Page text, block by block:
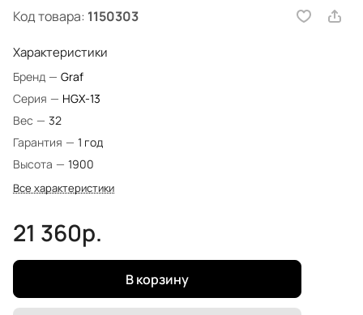
Код товара: 1150303
Характеристики
Бренд — Graf
Серия — HGX-13
Вес — 32
Гарантия — 1 год
Высота — 1900
Все характеристики
21 360р.
В корзину